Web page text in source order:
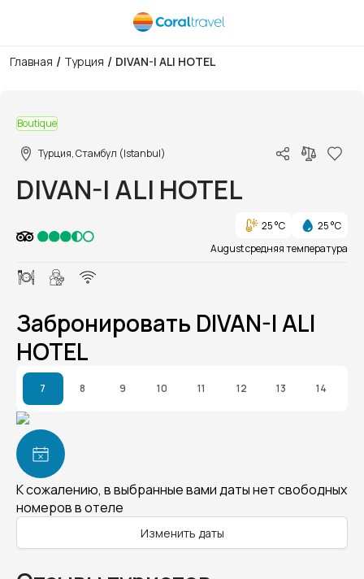
Главная / Турция / DIVAN-I ALI HOTEL
Boutique
Турция, Стамбул (Istanbul)
DIVAN-I ALI HOTEL
25 °C
25 °C
August средняя температура
Забронировать DIVAN-I ALI
HOTEL
7 8 9 10 11 12 13 14
К сожалению, в выбранные вами даты нет свободных
номеров в отеле
Изменить даты